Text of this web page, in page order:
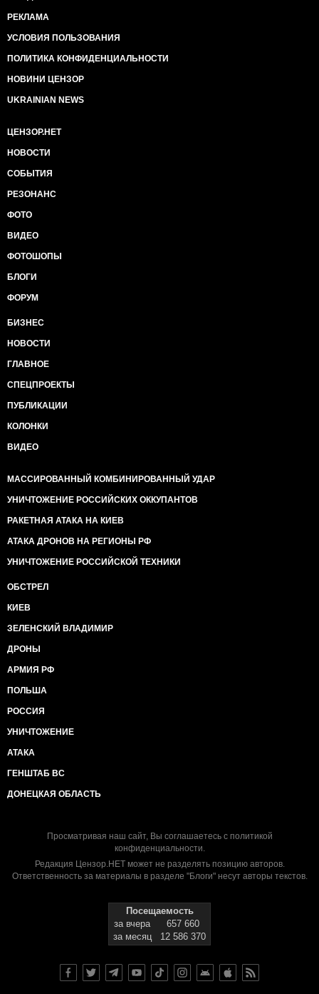
РЕКЛАМА
УСЛОВИЯ ПОЛЬЗОВАНИЯ
ПОЛИТИКА КОНФИДЕНЦИАЛЬНОСТИ
НОВИНИ ЦЕНЗОР
UKRAINIAN NEWS
ЦЕНЗОР.НЕТ
НОВОСТИ
СОБЫТИЯ
РЕЗОНАНС
ФОТО
ВИДЕО
ФОТОШОПЫ
БЛОГИ
ФОРУМ
БИЗНЕС
НОВОСТИ
ГЛАВНОЕ
СПЕЦПРОЕКТЫ
ПУБЛИКАЦИИ
КОЛОНКИ
ВИДЕО
МАССИРОВАННЫЙ КОМБИНИРОВАННЫЙ УДАР
УНИЧТОЖЕНИЕ РОССИЙСКИХ ОККУПАНТОВ
РАКЕТНАЯ АТАКА НА КИЕВ
АТАКА ДРОНОВ НА РЕГИОНЫ РФ
УНИЧТОЖЕНИЕ РОССИЙСКОЙ ТЕХНИКИ
ОБСТРЕЛ
КИЕВ
ЗЕЛЕНСКИЙ ВЛАДИМИР
ДРОНЫ
АРМИЯ РФ
ПОЛЬША
РОССИЯ
УНИЧТОЖЕНИЕ
АТАКА
ГЕНШТАБ ВС
ДОНЕЦКАЯ ОБЛАСТЬ
Просматривая наш сайт, Вы соглашаетесь с политикой
конфиденциальности.
Редакция Цензор.НЕТ может не разделять позицию авторов.
Ответственность за материалы в разделе "Блоги" несут авторы текстов.
Посещаемость
за вчера
657 660
за месяц
12 586 370